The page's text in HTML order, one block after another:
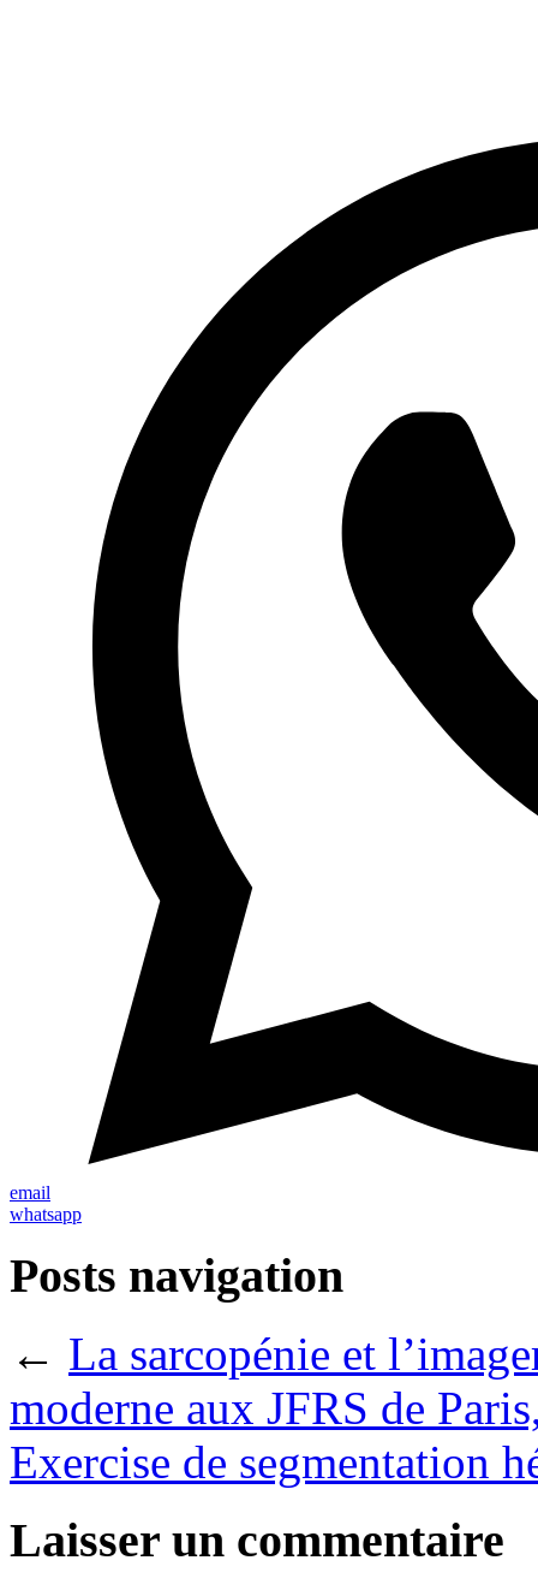
email
whatsapp
Posts navigation
← La sarcopénie et
moderne aux JFRS de
Exercise de segmentation
Laisser un commentaire